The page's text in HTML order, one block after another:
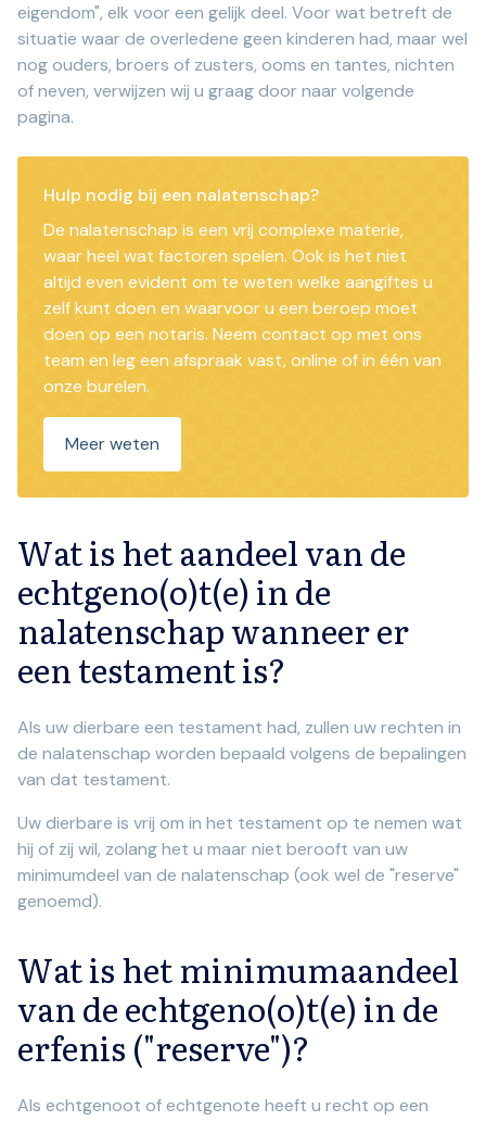
eigendom", elk voor een gelijk deel. Voor wat betreft de
situatie waar de overledene geen kinderen had, maar wel
nog ouders, broers of zusters, ooms en tantes, nichten
of neven, verwijzen wij u graag door naar volgende
pagina.
Hulp nodig bij een nalatenschap?
De nalatenschap is een vrij complexe materie,
waar heel wat factoren spelen. Ook is het niet
altijd even evident om te weten welke aangiftes u
zelf kunt doen en waarvoor u een beroep moet
doen op een notaris. Neem contact op met ons
team en leg een afspraak vast, online of in één van
onze burelen.
Meer weten
Wat is het aandeel van de
echtgeno(o)t(e) in de
nalatenschap wanneer er
een testament is?
Als uw dierbare een testament had, zullen uw rechten in
de nalatenschap worden bepaald volgens de bepalingen
van dat testament.
Uw dierbare is vrij om in het testament op te nemen wat
hij of zij wil, zolang het u maar niet berooft van uw
minimumdeel van de nalatenschap (ook wel de "reserve"
genoemd).
Wat is het minimumaandeel
van de echtgeno(o)t(e) in de
erfenis ("reserve")?
Als echtgenoot of echtgenote heeft u recht op een